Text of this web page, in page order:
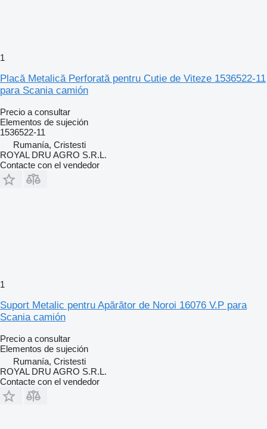
1
Placă Metalică Perforată pentru Cutie de Viteze 1536522-11
para Scania camión
Precio a consultar
Elementos de sujeción
1536522-11
Rumanía, Cristesti
ROYAL DRU AGRO S.R.L.
Contacte con el vendedor
1
Suport Metalic pentru Apărător de Noroi 16076 V.P para
Scania camión
Precio a consultar
Elementos de sujeción
Rumanía, Cristesti
ROYAL DRU AGRO S.R.L.
Contacte con el vendedor